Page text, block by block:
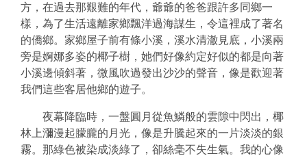
方，在過去那艱難的年代，爺爺的爸爸跟許多同鄉一
樣，為了生活遠離家鄉飄洋過海謀生，令這裡成了著名
的僑鄉。家鄉屋子前有條小溪，溪水清澈見底，小溪兩
旁是婀娜多姿的椰子樹，她們好像約定好似的都是向著
小溪邊傾斜著，微風吹過發出沙沙的聲音，像是歡迎著
我們這些客居他鄉的遊子。
夜幕降臨時，一盤圓月從魚鱗般的雲隙中閃出，椰
林上瀰漫起朦朧的月光，像是升騰起來的一片淡淡的銀
霧。那綠色被染成淡綠了，卻絲毫不失生氣。我的心像